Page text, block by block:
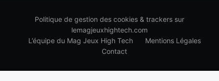
Politique de gestion des cookies & trackers sur
lemagjeuxhightech.com
L’équipe du Mag Jeux High Tech
Mentions Légales
Contact